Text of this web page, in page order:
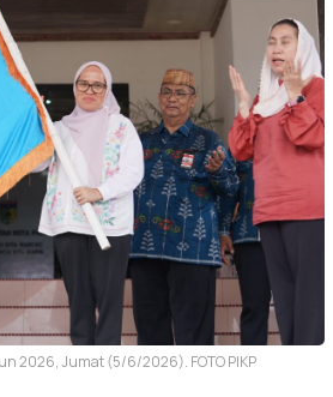
2026, Jumat (5/6/2026). FOTO PIKP